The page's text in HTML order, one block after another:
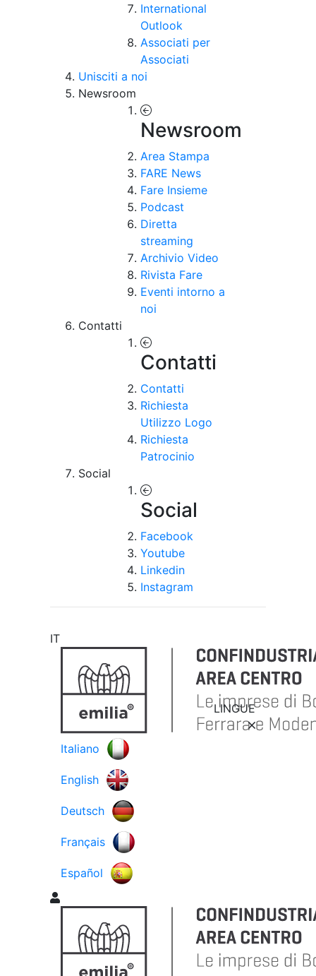
International
Outlook
Associati per
Associati
Unisciti a noi
Newsroom
Newsroom
Area Stampa
FARE News
Fare Insieme
Podcast
Diretta
streaming
Archivio Video
Rivista Fare
Eventi intorno a
noi
Contatti
Contatti
Contatti
Richiesta
Utilizzo Logo
Richiesta
Patrocinio
Social
Social
Facebook
Youtube
Linkedin
Instagram
IT
LINGUE
Italiano
English
Deutsch
Français
Español